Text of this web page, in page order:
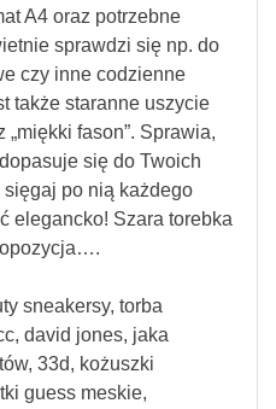
A4 oraz potrzebne
sprawdzi się np. do
czy inne codzienne
także staranne uszycie
fason”. Sprawia,
się do Twoich
po nią każdego
elegancko! Szara torebka
sneakersy, torba
david jones, jaka
33d, kożuszki
guess meskie,